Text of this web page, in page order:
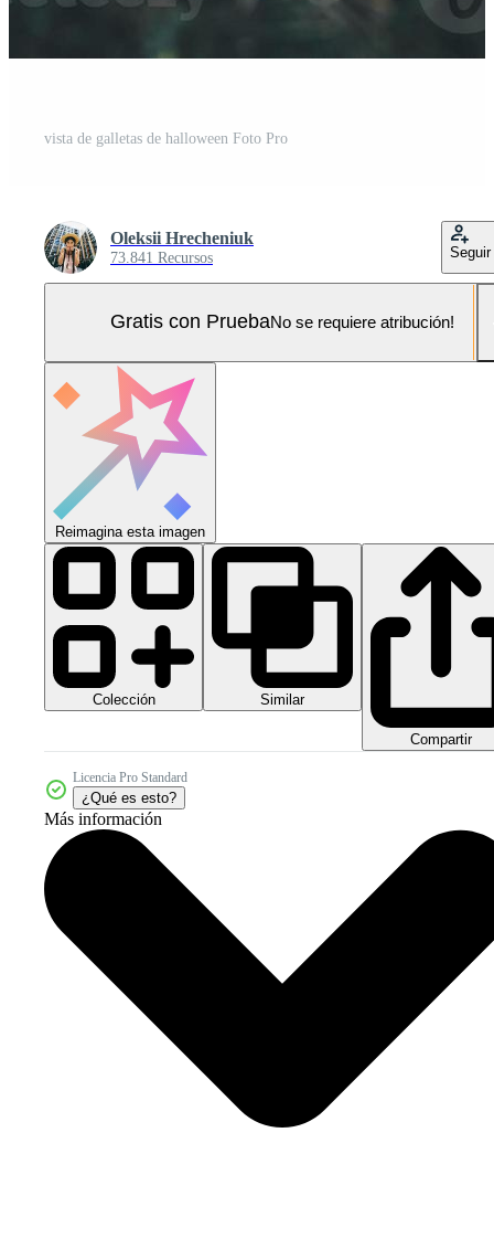
vista de galletas de halloween Foto Pro
Oleksii Hrecheniuk
73.841 Recursos Seguir
Gratis con PruebaNo se requiere atribución!
Reimagina esta imagen
Colección Similar
Compartir
Licencia Pro Standard
¿Qué es esto?
Más información